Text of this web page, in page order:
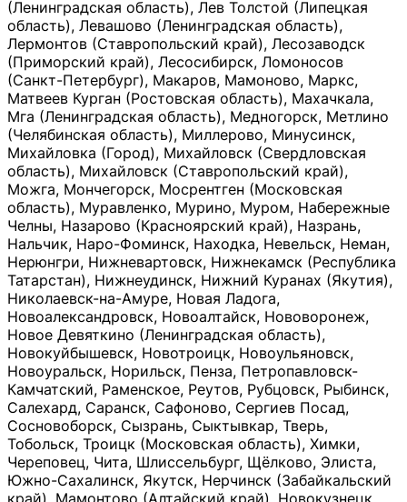
(Ленинградская область), Лев Толстой (Липецкая
область), Левашово (Ленинградская область),
Лермонтов (Ставропольский край), Лесозаводск
(Приморский край), Лесосибирск, Ломоносов
(Санкт-Петербург), Макаров, Мамоново, Маркс,
Матвеев Курган (Ростовская область), Махачкала,
Мга (Ленинградская область), Медногорск, Метлино
(Челябинская область), Миллерово, Минусинск,
Михайловка (Город), Михайловск (Свердловская
область), Михайловск (Ставропольский край),
Можга, Мончегорск, Мосрентген (Московская
область), Муравленко, Мурино, Муром, Набережные
Челны, Назарово (Красноярский край), Назрань,
Нальчик, Наро-Фоминск, Находка, Невельск, Неман,
Нерюнгри, Нижневартовск, Нижнекамск (Республика
Татарстан), Нижнеудинск, Нижний Куранах (Якутия),
Николаевск-на-Амуре, Новая Ладога,
Новоалександровск, Новоалтайск, Нововоронеж,
Новое Девяткино (Ленинградская область),
Новокуйбышевск, Новотроицк, Новоульяновск,
Новоуральск, Норильск, Пенза, Петропавловск-
Камчатский, Раменское, Реутов, Рубцовск, Рыбинск,
Салехард, Саранск, Сафоново, Сергиев Посад,
Сосновоборск, Сызрань, Сыктывкар, Тверь,
Тобольск, Троицк (Московская область), Химки,
Череповец, Чита, Шлиссельбург, Щёлково, Элиста,
Южно-Сахалинск, Якутск, Нерчинск (Забайкальский
край), Мамонтово (Алтайский край), Новокузнецк,